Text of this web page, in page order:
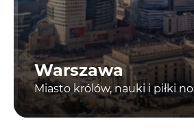
Warszawa
Miasto królów, nauki i piłki